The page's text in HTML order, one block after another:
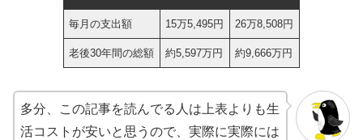
毎月の支出額 15万5,495円 26万8,508円
老後30年間の総額 約5,597万円 約9,666万円
多分、この記事を読んでる人は上表よりも生
活コストが安いと思うので、実際に実際には